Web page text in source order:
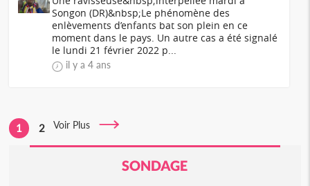
Songon (DR)&nbsp;Le phénomène des
enlèvements d’enfants bat son plein en ce
moment dans le pays. Un autre cas a été signalé
le lundi 21 février 2022 p...
il y a 4 ans
1 2 Voir Plus
SONDAGE